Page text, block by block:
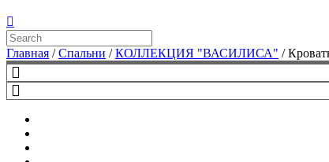
Главная /Спальни /КОЛЛЕКЦИЯ "ВАСИЛИСА" /